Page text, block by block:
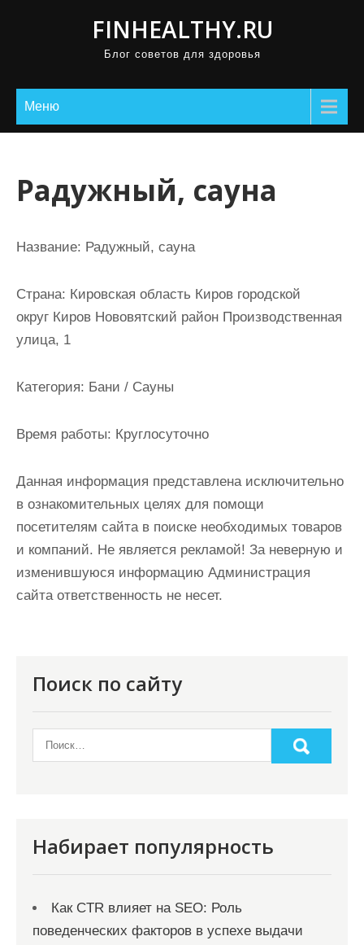
FINHEALTHY.RU
Блог советов для здоровья
Меню
Радужный, сауна
Название: Радужный, сауна
Страна: Кировская область Киров городской
округ Киров Нововятский район Производственная
улица, 1
Категория: Бани / Сауны
Время работы: Круглосуточно
Данная информация представлена исключительно
в ознакомительных целях для помощи
посетителям сайта в поиске необходимых товаров
и компаний. Не является рекламой! За неверную и
изменившуюся информацию Администрация
сайта ответственность не несет.
Поиск по сайту
Набирает популярность
Как CTR влияет на SEO: Роль
поведенческих факторов в успехе выдачи